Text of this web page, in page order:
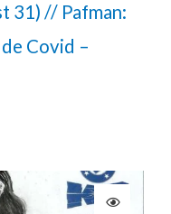
31) // Pafman:
Covid –